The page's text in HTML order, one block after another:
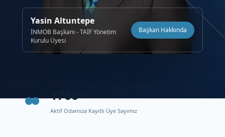
Yasin Altuntepe
İNMOB Başkanı - TAİF Yönetim
Kurulu Üyesi
Başkan Hakkında
1766+
Aktif Odamıza Kayıtlı Üye Sayımız